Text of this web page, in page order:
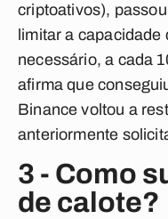
criptoativos),
limitar a
necessário, a cada
afirma que
Binance voltou a
anteriormente
3 - Como
de calote?